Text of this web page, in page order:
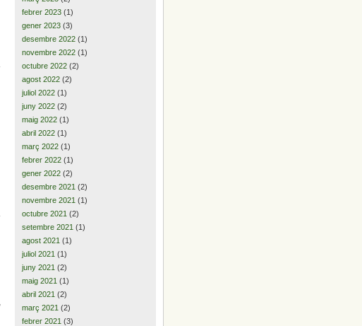
febrer 2023 (1)
gener 2023 (3)
desembre 2022 (1)
novembre 2022 (1)
octubre 2022 (2)
agost 2022 (2)
juliol 2022 (1)
juny 2022 (2)
maig 2022 (1)
abril 2022 (1)
març 2022 (1)
febrer 2022 (1)
gener 2022 (2)
desembre 2021 (2)
novembre 2021 (1)
octubre 2021 (2)
setembre 2021 (1)
agost 2021 (1)
juliol 2021 (1)
juny 2021 (2)
maig 2021 (1)
abril 2021 (2)
març 2021 (2)
febrer 2021 (3)